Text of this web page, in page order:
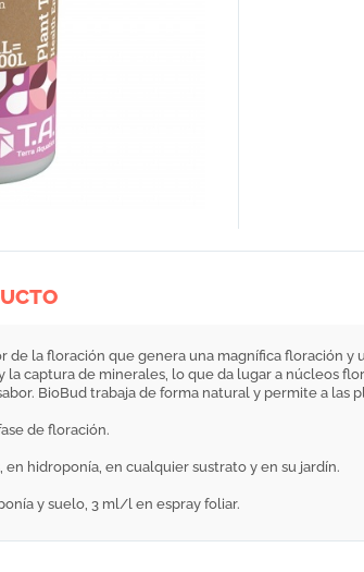
de la floración que genera una magnífica floración
captura de minerales, lo que da lugar a núcleos
BioBud trabaja de forma natural y permite a las
de floración.
hidroponía, en cualquier sustrato y en su jardín.
y suelo, 3 ml/l en espray foliar.